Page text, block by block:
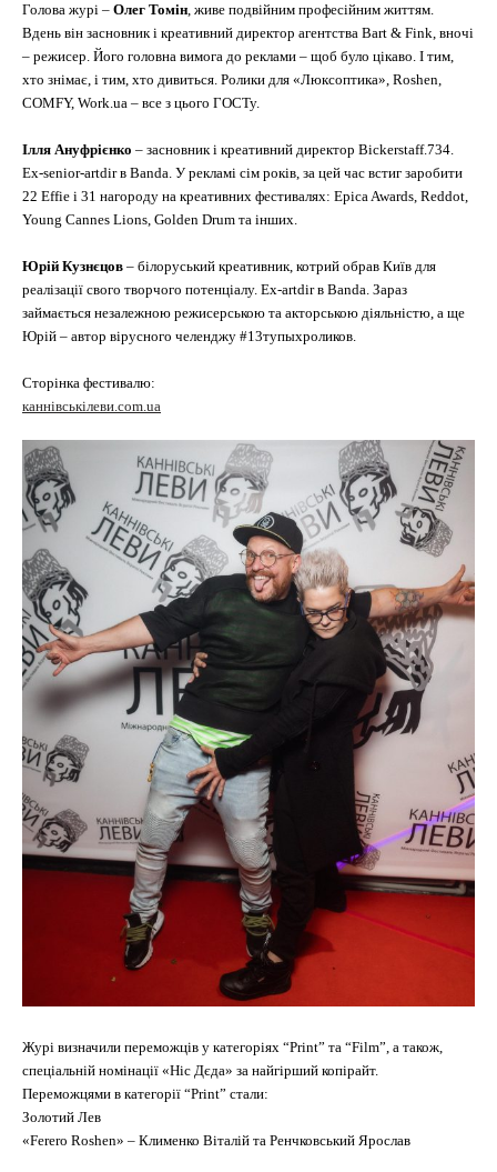
Голова журі – Олег Томін , живе подвійним професійним життям.
Вдень він засновник і креативний директор агентства Bart & Fink, вночі
– режисер. Його головна вимога до реклами – щоб було цікаво. І тим,
хто знімає, і тим, хто дивиться. Ролики для «Люксоптика», Roshen,
COMFY, Work.ua – все з цього ГОСТу.
Ілля Ануфрієнко – засновник і креативний директор Bickerstaff.734.
Ex-senior-artdir в Banda. У рекламі сім років, за цей час встиг заробити
22 Effie і 31 нагороду на креативних фестивалях: Epica Awards, Reddot,
Young Cannes Lions, Golden Drum та інших.
Юрій Кузнєцов – білоруський креативник, котрий обрав Київ для
реалізації свого творчого потенціалу. Ex-artdir в Banda. Зараз
займається незалежною режисерською та акторською діяльністю, а ще
Юрій – автор вірусного челенджу #13тупыхроликов.
Сторінка фестивалю:
каннівськілеви.com.ua
Журі визначили переможців у категоріях “Print” та “Film”, а також,
спеціальній номінації «Ніс Дєда» за найгірший копірайт.
Переможцями в категорії “Print” стали:
Золотий Лев
«Ferero Roshen» – Клименко Віталій та Ренчковський Ярослав